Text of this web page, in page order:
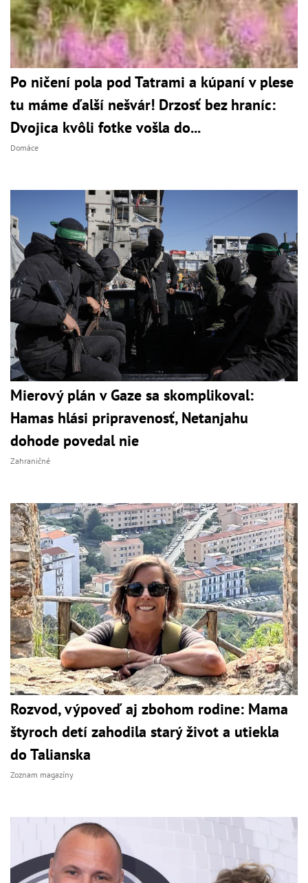
Po ničení pola pod Tatrami a kúpaní v plese
tu máme ďalší nešvár! Drzosť bez hraníc:
Dvojica kvôli fotke vošla do...
Domáce
Mierový plán v Gaze sa skomplikoval:
Hamas hlási pripravenosť, Netanjahu
dohode povedal nie
Zahraničné
Rozvod, výpoveď aj zbohom rodine: Mama
štyroch detí zahodila starý život a utiekla
do Talianska
Zoznam magazíny